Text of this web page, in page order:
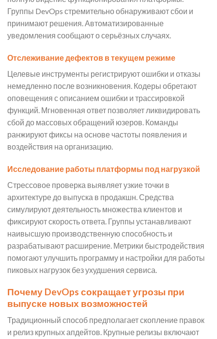
Группы DevOps стремительно обнаруживают сбои и
принимают решения. Автоматизированные
уведомления сообщают о серьёзных случаях.
Отслеживание дефектов в текущем режиме
Целевые инструменты регистрируют ошибки и отказы
немедленно после возникновения. Кодеры обретают
оповещения с описанием ошибки и трассировкой
функций. Мгновенная ответ позволяет ликвидировать
сбой до массовых обращений юзеров. Команды
ранжируют фиксы на основе частоты появления и
воздействия на организацию.
Исследование работы платформы под нагрузкой
Стрессовое проверка выявляет узкие точки в
архитектуре до выпуска в продакшн. Средства
симулируют деятельность множества клиентов и
фиксируют скорость ответа. Группы устанавливают
наивысшую производственную способность и
разрабатывают расширение. Метрики быстродействия
помогают улучшить программу и настройки для работы
пиковых нагрузок без ухудшения сервиса.
Почему DevOps сокращает угрозы при
выпуске новых возможностей
Традиционный способ предполагает скопление правок
и релиз крупных апдейтов. Крупные релизы включают